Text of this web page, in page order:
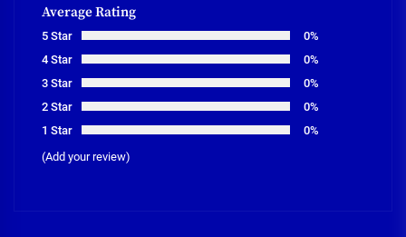
Average Rating
5 Star
0%
4 Star
0%
3 Star
0%
2 Star
0%
1 Star
0%
(Add your review)